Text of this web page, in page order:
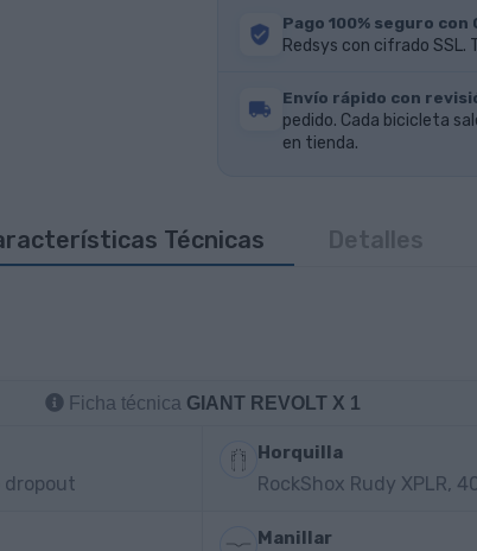
Pago 100% seguro con
Redsys con cifrado SSL.
Envío rápido con
pedido. Cada bicicleta
en tienda.
Técnicas
Ficha técnica GIANT REVOLT X 1
dropout
Horquilla
RockShox Rudy XPLR,
Manillar